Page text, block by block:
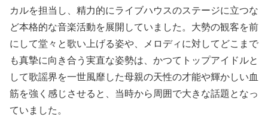
カルを担当し、精力的にライブハウスのステージに立つな
ど本格的な音楽活動を展開していました。大勢の観客を前
にして堂々と歌い上げる姿や、メロディに対してどこまで
も真摯に向き合う実直な姿勢は、かつてトップアイドルと
して歌謡界を一世風靡した母親の天性の才能や輝かしい血
筋を強く感じさせると、当時から周囲で大きな話題となっ
ていました。